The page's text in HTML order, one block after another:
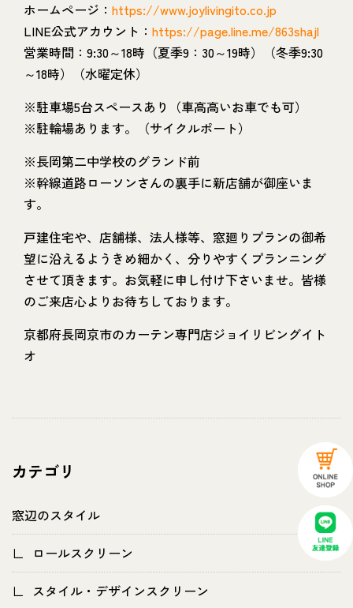
カテゴリ
窓辺のスタイル
ロールスクリーン
スタイル・デザインスクリーン
ホームページ： https://www.joylivingito.co.jp
LINE公式アカウント： https://page.line.me/863shajl
営業時間：9:30～18時（夏季9：30～19時）（冬季9:30
～18時）（水曜定休）
※駐車場5台スペースあり（車高高いお車でも可）
※駐輪場あります。（サイクルポート）
※長岡第二中学校のグランド前
※幹線道路ローソンさんの裏手に新店舗が御座いま
す。
戸建住宅や、店舗様、法人様等、窓廻りプランの御希
望に沿えるようきめ細かく、分りやすくプランニング
させて頂きます。お気軽に申し付け下さいませ。皆様
のご来店心よりお待ちしております。
京都府長岡京市のカーテン専門店ジョイリビングイト
オ